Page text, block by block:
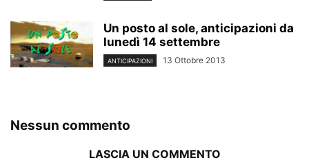
Un posto al sole, anticipazioni da
lunedì 14 settembre
ANTICIPAZIONI 13 Ottobre 2013
Nessun commento
LASCIA UN COMMENTO